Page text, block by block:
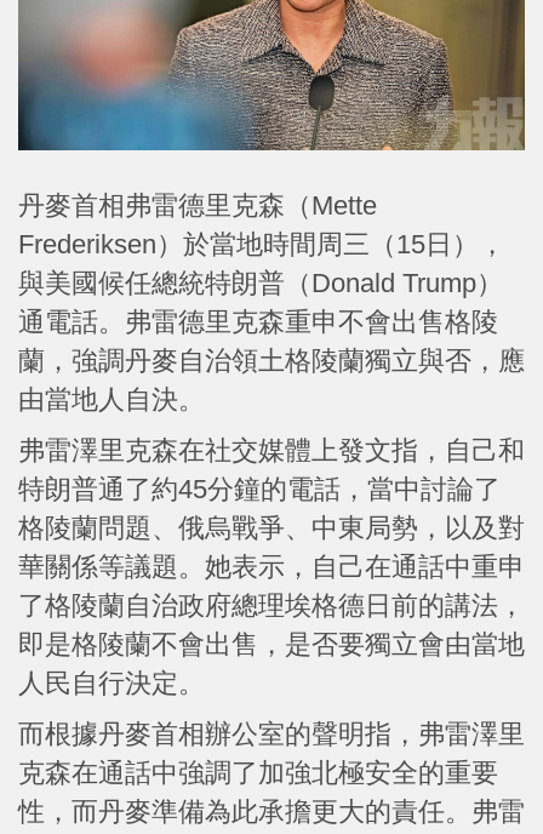
丹麥首相弗雷德里克森（Mette
Frederiksen）於當地時間周三（15日），
與美國候任總統特朗普（Donald Trump）
通電話。弗雷德里克森重申不會出售格陵
蘭，強調丹麥自治領土格陵蘭獨立與否，應
由當地人自決。
弗雷澤里克森在社交媒體上發文指，自己和
特朗普通了約45分鐘的電話，當中討論了
格陵蘭問題、俄烏戰爭、中東局勢，以及對
華關係等議題。她表示，自己在通話中重申
了格陵蘭自治政府總理埃格德日前的講法，
即是格陵蘭不會出售，是否要獨立會由當地
人民自行決定。
而根據丹麥首相辦公室的聲明指，弗雷澤里
克森在通話中強調了加強北極安全的重要
性，而丹麥準備為此承擔更大的責任。弗雷